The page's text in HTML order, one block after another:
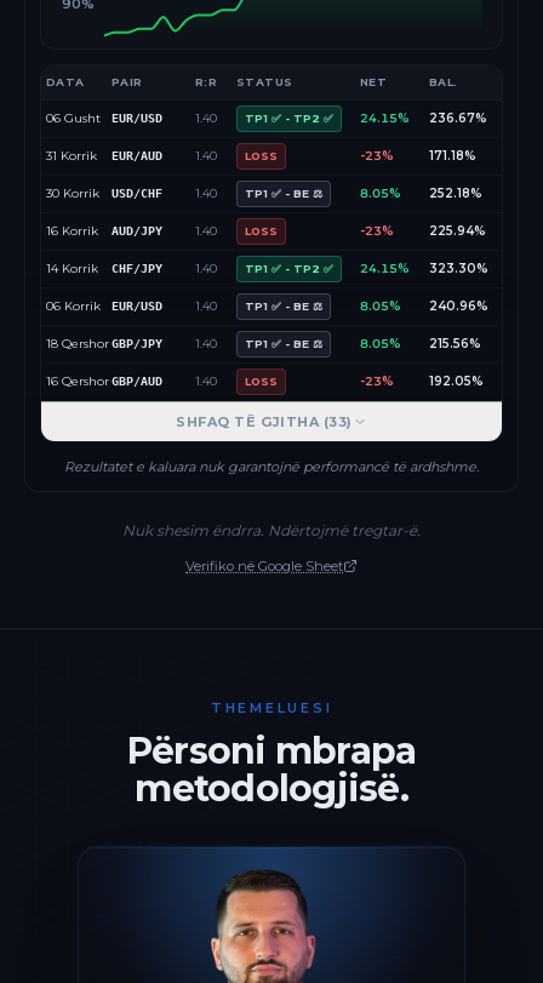
90%
DATA PAIR R:R STATUS NET BAL.
06 Gusht EUR/USD 1.40 TP1 ✅ - TP2 ✅ 24.15% 236.67%
31 Korrik EUR/AUD 1.40 LOSS -23% 171.18%
30 Korrik USD/CHF 1.40 TP1 ✅ - BE ⚖️ 8.05% 252.18%
16 Korrik AUD/JPY 1.40 LOSS -23% 225.94%
14 Korrik CHF/JPY 1.40 TP1 ✅ - TP2 ✅ 24.15% 323.30%
06 Korrik EUR/USD 1.40 TP1 ✅ - BE ⚖️ 8.05% 240.96%
18 QershorGBP/JPY 1.40 TP1 ✅ - BE ⚖️ 8.05% 215.56%
16 QershorGBP/AUD 1.40 LOSS -23% 192.05%
SHFAQ TË GJITHA (33)
Rezultatet e kaluara nuk garantojnë performancë të ardhshme.
Nuk shesim ëndrra. Ndërtojmë tregtar-ë.
Verifiko në Google Sheet
THEMELUESI
Përsoni mbrapa
metodologjisë.